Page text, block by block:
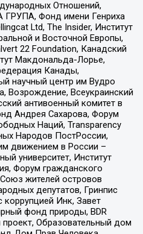
Отношений,
Фонд имени Генриха
Ltd, The Insider, Институт
и Восточной Европы,
22 Foundation, Канадский
Макдональда-Лорье,
Канады,
научный центр им Вудро
Возрождение, Всеукраинский
антивоенный комитет в
Андрея Сахарова, Форум
Наций, Transparеncy
Народов ПостРоссии,
движением в России –
университет, Институт
Форум гражданского
жителей островов
депутатов, Гринпис
Инк, Завет
фонд природы, BDR
проект, Образовательный дом